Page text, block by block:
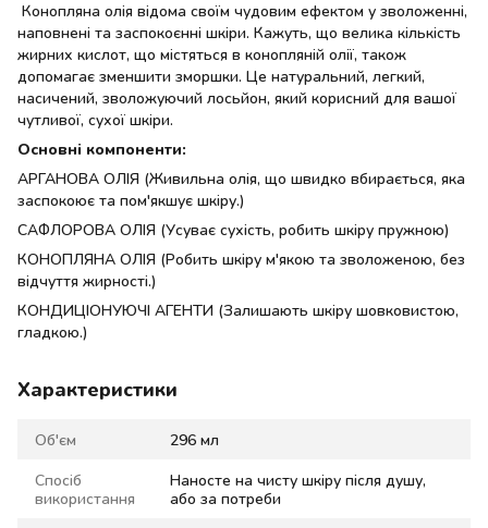
Конопляна олія відома своїм чудовим ефектом у зволоженні,
наповнені та заспокоєнні шкіри. Кажуть, що велика кількість
жирних кислот, що містяться в конопляній олії, також
допомагає зменшити зморшки. Це натуральний, легкий,
насичений, зволожуючий лосьйон, який корисний для вашої
чутливої, сухої шкіри.
Основні компоненти:
АРГАНОВА ОЛІЯ (Живильна олія, що швидко вбирається, яка
заспокоює та пом'якшує шкіру.)
САФЛОРОВА ОЛІЯ (Усуває сухість, робить шкіру пружною)
КОНОПЛЯНА ОЛІЯ (Робить шкіру м'якою та зволоженою, без
відчуття жирності.)
КОНДИЦІОНУЮЧІ АГЕНТИ (Залишають шкіру шовковистою,
гладкою.)
Характеристики
Об'єм 296 мл
Спосіб
використання
Наносте на чисту шкіру після душу,
або за потреби